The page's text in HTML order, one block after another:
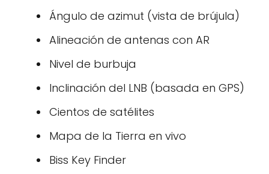
Ángulo de azimut (vista de brújula)
Alineación de antenas con AR
Nivel de burbuja
Inclinación del LNB (basada en GPS)
Cientos de satélites
Mapa de la Tierra en vivo
Biss Key Finder